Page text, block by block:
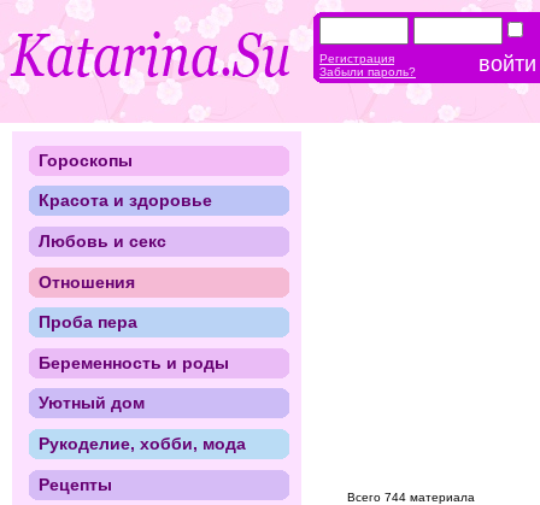
Всего 744 материала
Гороскопы
Красота и здоровье
Любовь и секс
Отношения
Проба пера
Беременность и роды
Уютный дом
Рукоделие, хобби, мода
Рецепты
Регистрация
Забыли пароль?